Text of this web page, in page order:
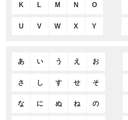
K L M N O
U V W X Y
あ い う え お
さ し す せ そ
な に ぬ ね の